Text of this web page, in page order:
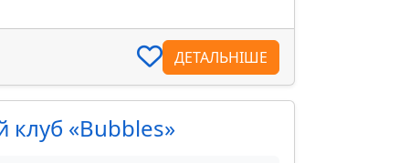
ДЕТАЛЬНІШЕ
клуб «Bubbles»